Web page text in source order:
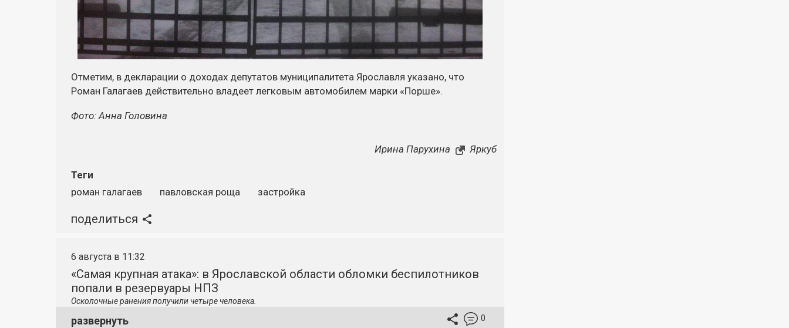
Отметим, в декларации о доходах депутатов муниципалитета Ярославля указано, что
Роман Галагаев действительно владеет легковым автомобилем марки «Порше».
Фото: Анна Головина
Ирина Парухина Яркуб
Теги
роман галагаев
павловская роща застройка
поделиться
6 августа в 11:32
«Самая крупная атака»: в Ярославской области обломки беспилотников
попали в резервуары НПЗ
Осколочные ранения получили четыре человека.
развернуть 0